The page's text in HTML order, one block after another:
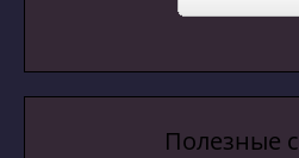
Полезные